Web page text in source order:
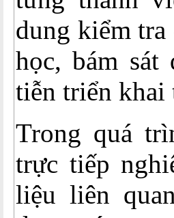
dung kiểm tra
học, bám
tiễn triển khai
Trong quá
trực tiếp
liệu liên